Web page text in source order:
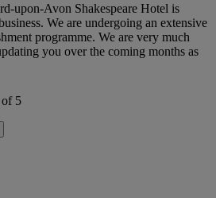
upon-Avon Shakespeare Hotel is
We are undergoing an extensive
programme. We are very much
you over the coming months as
of 5